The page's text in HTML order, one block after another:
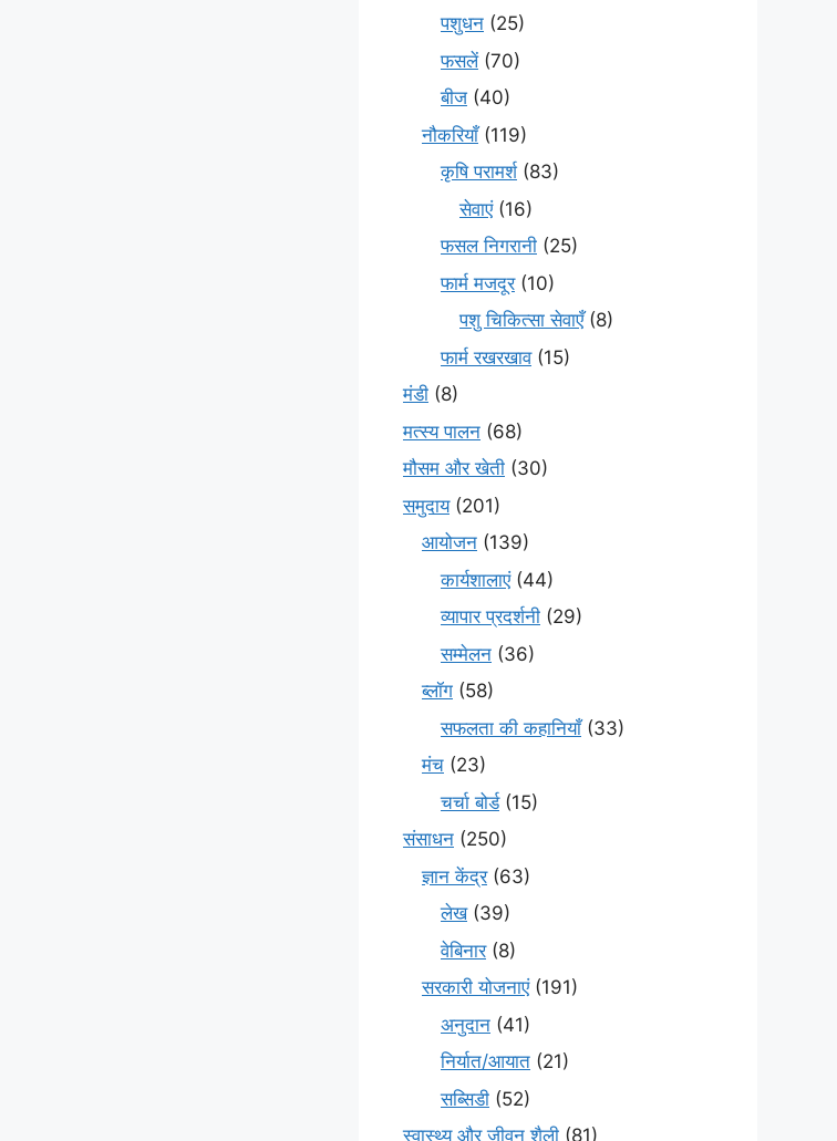
पशुधन (25)
फसलें(70)
बीज (40)
नौकरियाँ(119)
कृषि परामर्श(83)
सेवाएं(16)
फसल निगरानी (25)
फार्म मजदूर(10)
पशु चिकित्सा सेवाएँ(8)
फार्म रखरखाव(15)
मंडी (8)
मत्स्य पालन (68)
मौसम और खेती (30)
समुदाय(201)
आयोजन (139)
कार्यशालाएं(44)
व्यापार प्रदर्शनी (29)
सम्मेलन (36)
ब्लॉग (58)
सफलता की कहानियाँ(33)
मंच (23)
चर्चा बोर्ड(15)
संसाधन (250)
ज्ञान केंद्र(63)
लेख(39)
वेबिनार(8)
सरकारी योजनाएं(191)
अनुदान (41)
निर्यात/आयात (21)
सब्सिडी (52)
स्वास्थ्य और जीवन शैली (81)